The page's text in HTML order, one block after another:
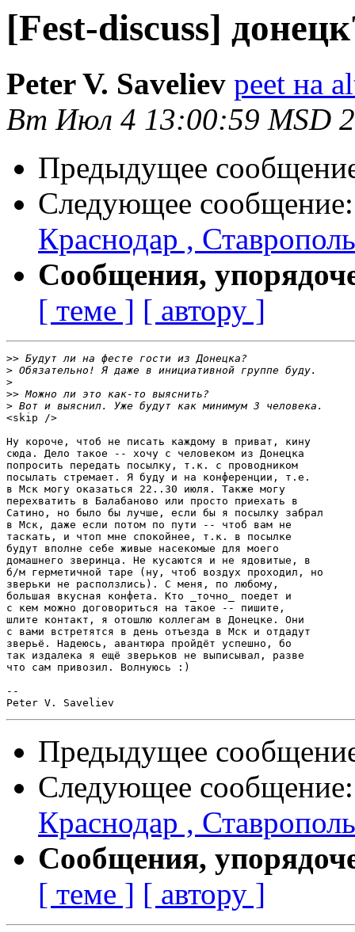
[Fest-discuss]
Peter V. Saveliev peet на
Вт Июл 4 13:00:59 MSD
Предыдущее
Следующее
Краснодар ,
Сообщения,
[ теме ] [ автору ]
>>
>
>
>>
>
<skip />
Ну короче, чтоб не писать каждому в приват, кину
сюда. Дело такое -- хочу с человеком из Донецка
попросить передать посылку, т.к. с проводником
посылать стремает. Я буду и на конференции, т.е.
в Мск могу оказаться 22..30 июля. Также могу
перехватить в Балабаново или просто приехать в
Сатино, но было бы лучше, если бы я посылку забрал
в Мск, даже если потом по пути -- чтоб вам не
таскать, и чтоп мне спокойнее, т.к. в посылке
будут вполне себе живые насекомые для моего
домашнего зверинца. Не кусаются и не ядовитые, в
б/м герметичной таре (ну, чтоб воздух проходил, но
зверьки не расползлись). С меня, по любому,
большая вкусная конфета. Кто _точно_ поедет и
с кем можно договориться на такое -- пишите,
шлите контакт, я отошлю коллегам в Донецке. Они
с вами встретятся в день отъезда в Мск и отдадут
зверьё. Надеюсь, авантюра пройдёт успешно, бо
так издалека я ещё зверьков не выписывал, разве
что сам привозил. Волнуюсь :)
--
Предыдущее
Следующее
Краснодар ,
Сообщения,
[ теме ] [ автору ]